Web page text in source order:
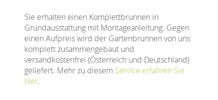
Sie erhalten einen Komplettbrunnen in
Grundausstattung mit Montageanleitung. Gegen
einen Aufpreis wird der Gartenbrunnen von uns
komplett zusammengebaut und
versandkostenfrei (Österreich und Deutschland)
geliefert. Mehr zu diesem Service erfahren Sie
hier.